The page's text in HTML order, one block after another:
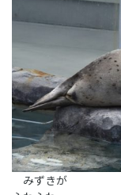
みずきが